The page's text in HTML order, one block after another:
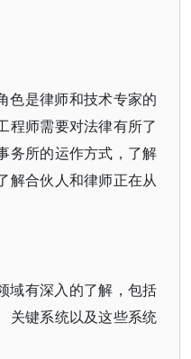
色是律师和技术专家的
程师需要对法律有所了
务所的运作方式，了解
解合伙人和律师正在从
域有深入的了解，包括
关键系统以及这些系统